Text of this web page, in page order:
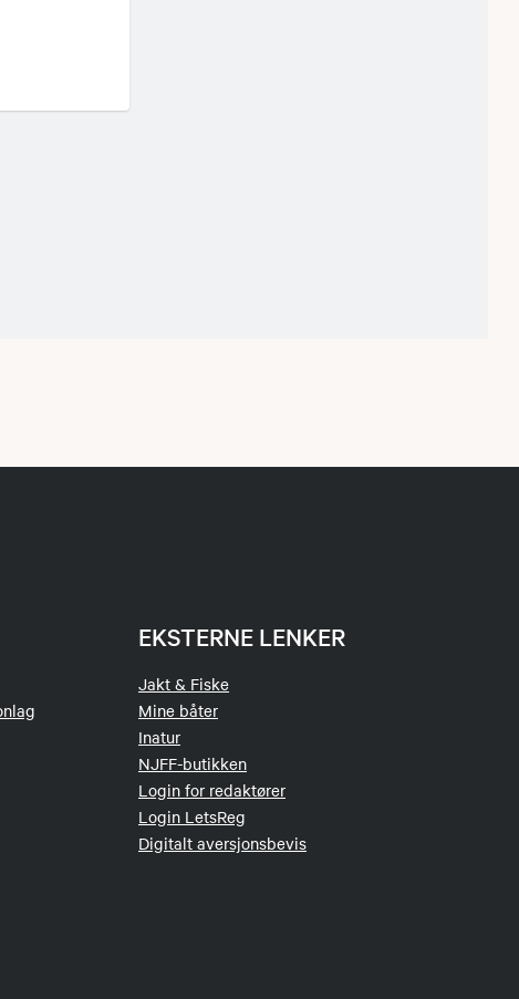
EKSTERNE LENKER
Jakt & Fiske
Mine båter
Inatur
NJFF-butikken
Login for redaktører
Login LetsReg
Digitalt aversjonsbevis